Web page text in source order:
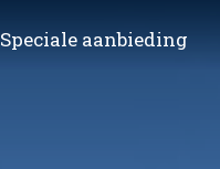
Speciale aanbieding